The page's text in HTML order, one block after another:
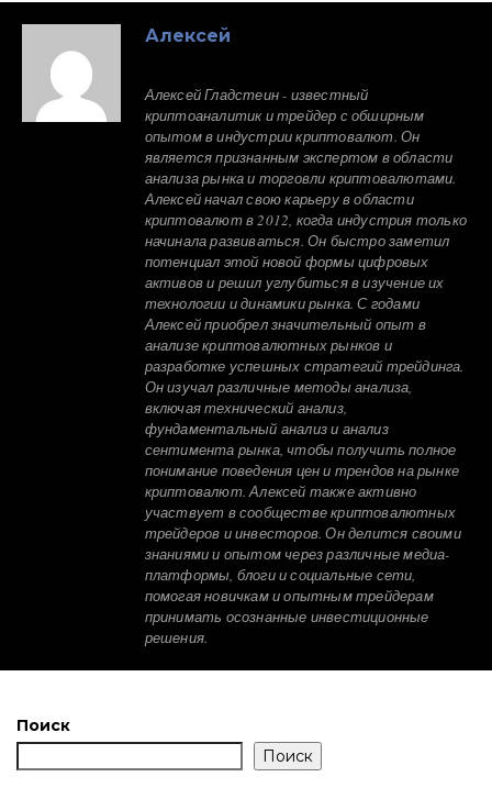
Алексей
Алексей Гладстеин - известный
криптоаналитик и трейдер с обширным
опытом в индустрии криптовалют. Он
является признанным экспертом в области
анализа рынка и торговли криптовалютами.
Алексей начал свою карьеру в области
криптовалют в 2012, когда индустрия только
начинала развиваться. Он быстро заметил
потенциал этой новой формы цифровых
активов и решил углубиться в изучение их
технологии и динамики рынка. С годами
Алексей приобрел значительный опыт в
анализе криптовалютных рынков и
разработке успешных стратегий трейдинга.
Он изучал различные методы анализа,
включая технический анализ,
фундаментальный анализ и анализ
сентимента рынка, чтобы получить полное
понимание поведения цен и трендов на рынке
криптовалют. Алексей также активно
участвует в сообществе криптовалютных
трейдеров и инвесторов. Он делится своими
знаниями и опытом через различные медиа-
платформы, блоги и социальные сети,
помогая новичкам и опытным трейдерам
принимать осознанные инвестиционные
решения.
Поиск
Поиск